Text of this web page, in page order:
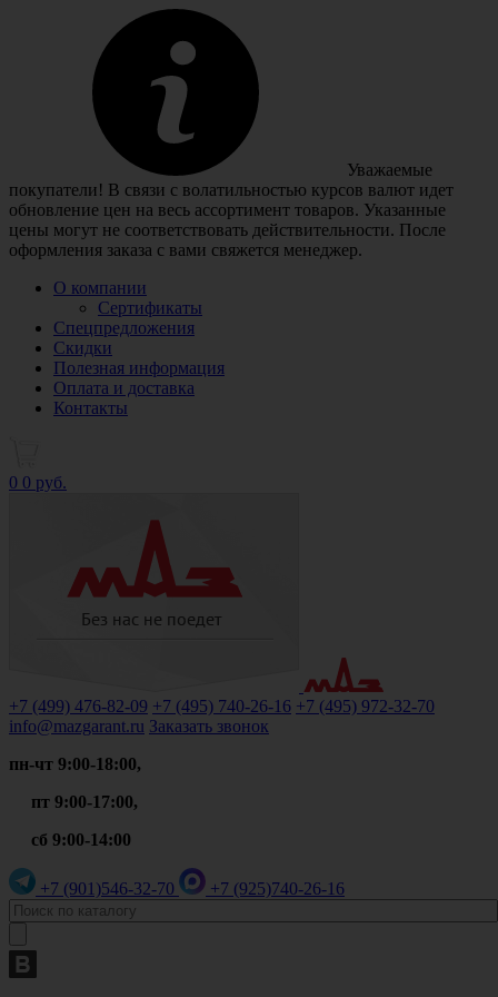
Уважаемые
покупатели! В связи с волатильностью курсов валют идет
обновление цен на весь ассортимент товаров. Указанные
цены могут не соответствовать действительности. После
оформления заказа с вами свяжется менеджер.
О компании
Сертификаты
Спецпредложения
Скидки
Полезная информация
Оплата и доставка
Контакты
0 0 руб.
+7 (499) 476-82-09 +7 (495) 740-26-16 +7 (495) 972-32-70
info@mazgarant.ru Заказать звонок
пн-чт 9:00-18:00,
пт 9:00-17:00,
сб 9:00-14:00
+7 (901)546-32-70 +7 (925)740-26-16